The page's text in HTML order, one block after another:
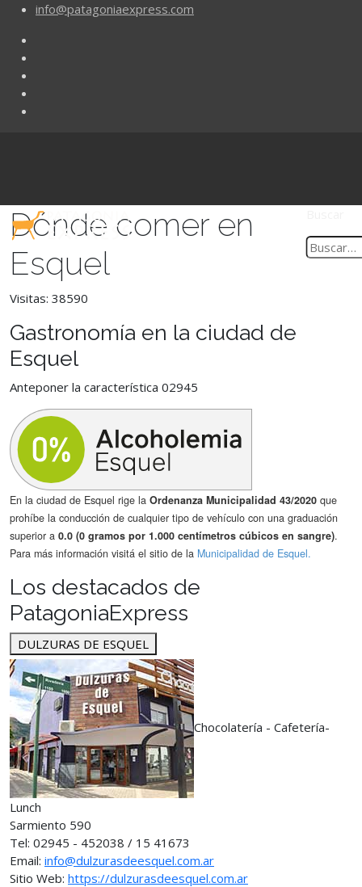
info@patagoniaexpress.com
Dónde comer en
Esquel
Visitas: 38590
Gastronomía en la ciudad de
Esquel
Anteponer la característica 02945
En la ciudad de Esquel rige la Ordenanza Municipalidad 43/2020 que
prohíbe la conducción de cualquier tipo de vehículo con una graduación
superior a 0.0 (0 gramos por 1.000 centímetros cúbicos en sangre).
Para más información visitá el sitio de la Municipalidad de Esquel.
Los destacados de
PatagoniaExpress
DULZURAS DE ESQUEL
Chocolatería - Cafetería-
Lunch
Sarmiento 590
Tel: 02945 - 452038 / 15 41673
Email: info@dulzurasdeesquel.com.ar
Sitio Web: https://dulzurasdeesquel.com.ar